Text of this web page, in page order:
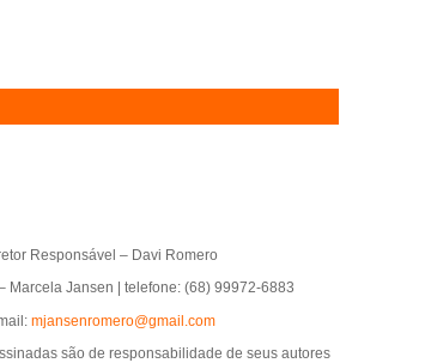
Responsável – Davi Romero
Marcela Jansen | telefone: (68) 99972-6883
mjansenromero@gmail.com
são de responsabilidade de seus autores